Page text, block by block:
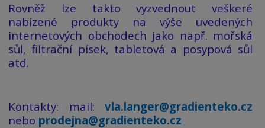
Rovněž lze takto vyzvednout veškeré
nabízené produkty na výše uvedených
internetových obchodech jako např. mořská
sůl, filtrační písek, tabletová a posypová sůl
atd.
Kontakty: mail:vla.langer@gradienteko.cz
nebo prodejna@gradienteko.cz